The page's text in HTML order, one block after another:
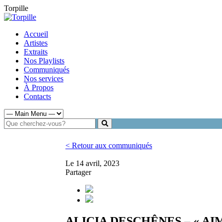
Torpille
Accueil
Artistes
Extraits
Nos Playlists
Communiqués
Nos services
À Propos
Contacts
< Retour aux communiqués
Le 14 avril, 2023
Partager